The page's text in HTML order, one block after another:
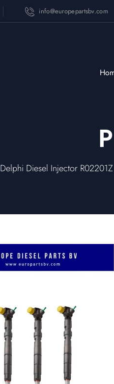
info@europepartsbv.com
Delphi Diesel Injector